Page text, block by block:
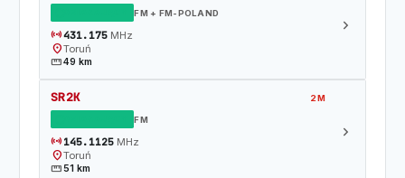
FM + FM-POLAND
sensors431.175MHz
location_onToruń
straighten49 km
chevron_right
SR2K 2M
FM
sensors 145.1125MHz
location_onToruń
straighten51 km
chevron_right